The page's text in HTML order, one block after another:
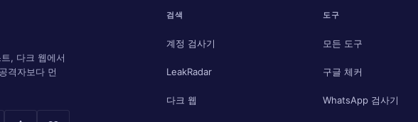
, 다크 웹에서
격자보다 먼
검색
계정 검사기
LeakRadar
다크 웹
도구
모든 도구
구글 체커
WhatsApp 검사기